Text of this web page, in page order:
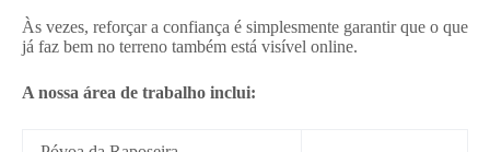
Às vezes, reforçar a confiança é simplesmente garantir que o que
já faz bem no terreno também está visível online.
A nossa área de trabalho inclui: